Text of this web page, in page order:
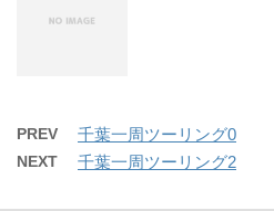
PREV 千葉一周ツーリング0
NEXT 千葉一周ツーリング2